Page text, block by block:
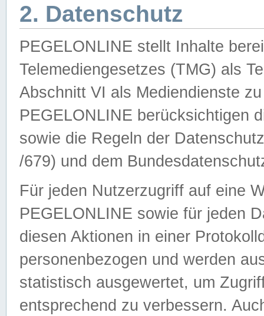
2. Datenschutz
PEGELONLINE stellt Inhalte
Telemediengesetzes (TMG) als
Abschnitt VI als Mediendienste
PEGELONLINE berücksichtigen
sowie die Regeln der
/679) und dem
Für jeden Nutzerzugriff auf eine
PEGELONLINE sowie für jeden
diesen Aktionen in einer
personenbezogen und werden
statistisch ausgewertet, um
entsprechend zu verbessern.